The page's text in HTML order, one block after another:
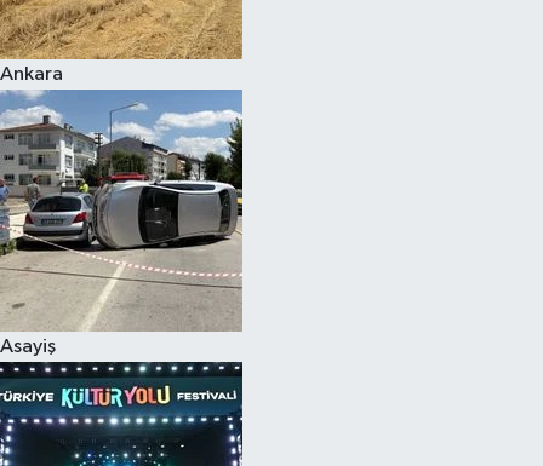
Ankara
Asayiş
Siyaset
Teknoloji
Televizyon
Yaşam-Çevre